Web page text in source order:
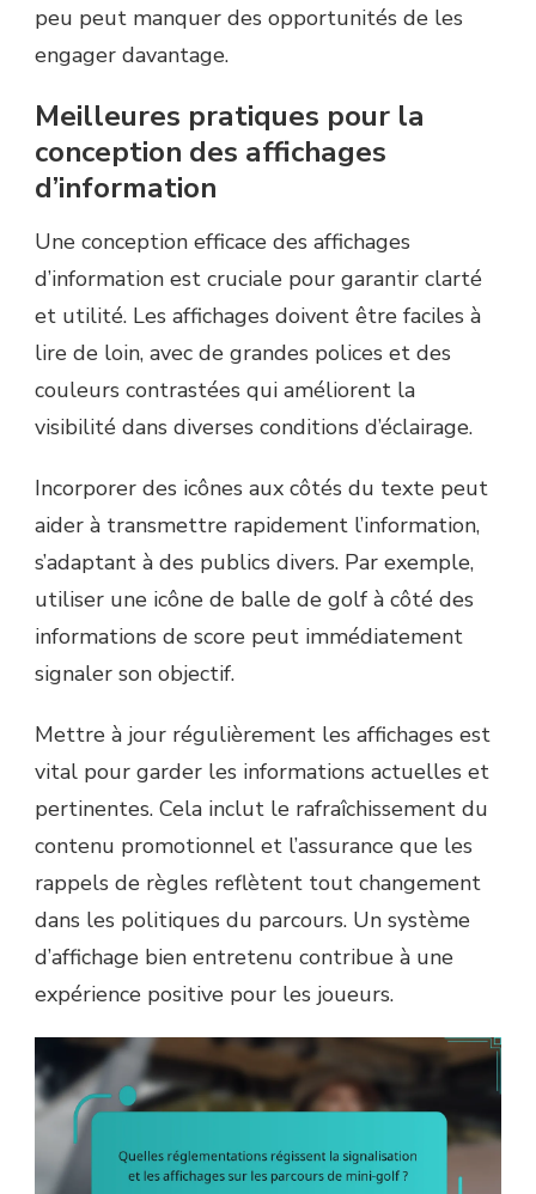
peu peut manquer des opportunités de les
engager davantage.
Meilleures pratiques pour la
conception des affichages
d’information
Une conception efficace des affichages
d’information est cruciale pour garantir clarté
et utilité. Les affichages doivent être faciles à
lire de loin, avec de grandes polices et des
couleurs contrastées qui améliorent la
visibilité dans diverses conditions d’éclairage.
Incorporer des icônes aux côtés du texte peut
aider à transmettre rapidement l’information,
s’adaptant à des publics divers. Par exemple,
utiliser une icône de balle de golf à côté des
informations de score peut immédiatement
signaler son objectif.
Mettre à jour régulièrement les affichages est
vital pour garder les informations actuelles et
pertinentes. Cela inclut le rafraîchissement du
contenu promotionnel et l’assurance que les
rappels de règles reflètent tout changement
dans les politiques du parcours. Un système
d’affichage bien entretenu contribue à une
expérience positive pour les joueurs.